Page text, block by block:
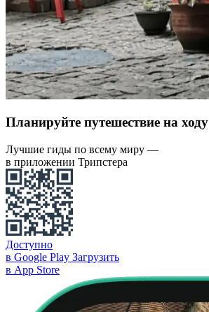
Планируйте путешествие на ходу
Лучшие гиды по всему миру —
в приложении Трипстера
Доступно
в Google Play Загрузить
в App Store